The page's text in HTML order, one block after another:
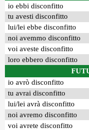
io ebbi disconfitto
tu avesti disconfitto
lui/lei ebbe disconfitto
noi avemmo disconfitto
voi aveste disconfitto
loro ebbero disconfitto
io avrò disconfitto
tu avrai disconfitto
lui/lei avrà disconfitto
noi avremo disconfitto
voi avrete disconfitto